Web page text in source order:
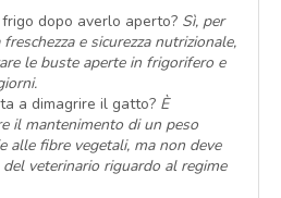
dopo averlo aperto? Sì, per
e sicurezza nutrizionale,
le buste aperte in frigorifero e
a dimagrire il gatto? È
il mantenimento di un peso
alle fibre vegetali, ma non deve
veterinario riguardo al regime